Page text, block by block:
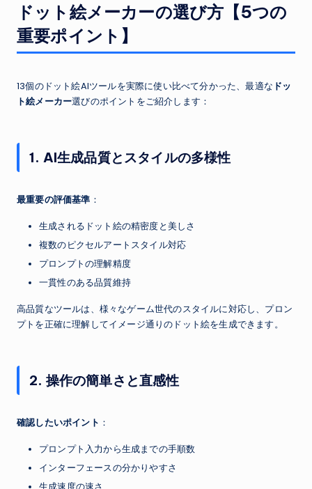
ドット絵メーカーの選び方【5つの
重要ポイント】
13個のドット絵AIツールを実際に使い比べて分かった、最適な ドッ
ト絵メーカー選びのポイントをご紹介します：
1. AI生成品質とスタイルの多様性
最重要の評価基準 ：
生成されるドット絵の精密度と美しさ
複数のピクセルアートスタイル対応
プロンプトの理解精度
一貫性のある品質維持
高品質なツールは、様々なゲーム世代のスタイルに対応し、プロン
プトを正確に理解してイメージ通りのドット絵を生成できます。
2. 操作の簡単さと直感性
確認したいポイント ：
プロンプト入力から生成までの手順数
インターフェースの分かりやすさ